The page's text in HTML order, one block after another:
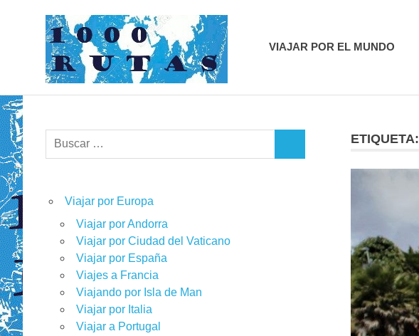
contenido
ruedas
VIAJAR POR EL MUNDO
ETIQUETA:
Buscar:
Viajar por Europa
Viajar por Andorra
Viajar por Ciudad del Vaticano
Viajar por España
Viajes a Francia
Viajando por Isla de Man
Viajar por Italia
Viajar a Portugal